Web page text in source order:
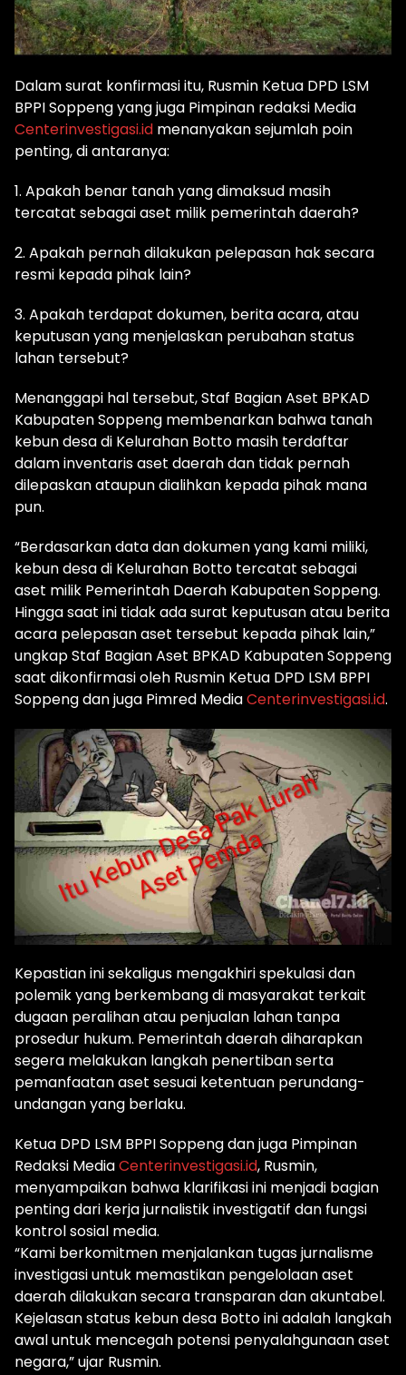
Dalam surat konfirmasi itu, Rusmin Ketua DPD LSM
BPPI Soppeng yang juga Pimpinan redaksi Media
Centerinvestigasi.id menanyakan sejumlah poin
penting, di antaranya:
1. Apakah benar tanah yang dimaksud masih
tercatat sebagai aset milik pemerintah daerah?
2. Apakah pernah dilakukan pelepasan hak secara
resmi kepada pihak lain?
3. Apakah terdapat dokumen, berita acara, atau
keputusan yang menjelaskan perubahan status
lahan tersebut?
Menanggapi hal tersebut, Staf Bagian Aset BPKAD
Kabupaten Soppeng membenarkan bahwa tanah
kebun desa di Kelurahan Botto masih terdaftar
dalam inventaris aset daerah dan tidak pernah
dilepaskan ataupun dialihkan kepada pihak mana
pun.
“Berdasarkan data dan dokumen yang kami miliki,
kebun desa di Kelurahan Botto tercatat sebagai
aset milik Pemerintah Daerah Kabupaten Soppeng.
Hingga saat ini tidak ada surat keputusan atau berita
acara pelepasan aset tersebut kepada pihak lain,”
ungkap Staf Bagian Aset BPKAD Kabupaten Soppeng
saat dikonfirmasi oleh Rusmin Ketua DPD LSM BPPI
Soppeng dan juga Pimred MediaCenterinvestigasi.id.
Kepastian ini sekaligus mengakhiri spekulasi dan
polemik yang berkembang di masyarakat terkait
dugaan peralihan atau penjualan lahan tanpa
prosedur hukum. Pemerintah daerah diharapkan
segera melakukan langkah penertiban serta
pemanfaatan aset sesuai ketentuan perundang-
undangan yang berlaku.
Ketua DPD LSM BPPI Soppeng dan juga Pimpinan
Redaksi MediaCenterinvestigasi.id, Rusmin,
menyampaikan bahwa klarifikasi ini menjadi bagian
penting dari kerja jurnalistik investigatif dan fungsi
kontrol sosial media.
“Kami berkomitmen menjalankan tugas jurnalisme
investigasi untuk memastikan pengelolaan aset
daerah dilakukan secara transparan dan akuntabel.
Kejelasan status kebun desa Botto ini adalah langkah
awal untuk mencegah potensi penyalahgunaan aset
negara,” ujar Rusmin.